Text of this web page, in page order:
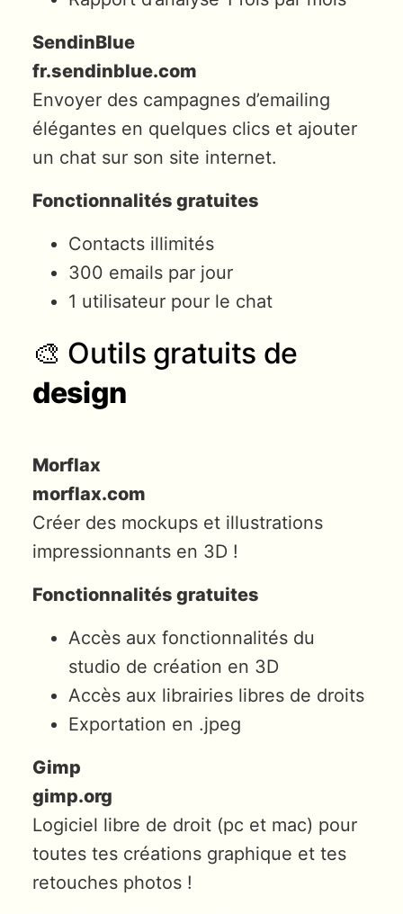
SendinBlue
fr.sendinblue.com
Envoyer des campagnes d’emailing
élégantes en quelques clics et ajouter
un chat sur son site internet.
Fonctionnalités gratuites
Contacts illimités
300 emails par jour
1 utilisateur pour le chat
🎨 Outils gratuits de
design
Morflax
morflax.com
Créer des mockups et illustrations
impressionnants en 3D !
Fonctionnalités gratuites
Accès aux fonctionnalités du
studio de création en 3D
Accès aux librairies libres de droits
Exportation en .jpeg
Gimp
gimp.org
Logiciel libre de droit (pc et mac) pour
toutes tes créations graphique et tes
retouches photos !